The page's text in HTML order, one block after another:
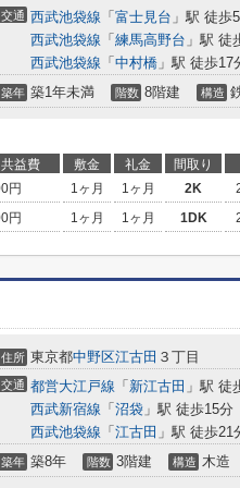
交通 西武池袋線 「 富士見台 」駅 徒歩
西武池袋線 「 練馬高野台 」駅 徒
西武池袋線 「 中村橋 」駅 徒歩17
築年 築1年未満 階数 8階建 構造
益費 敷金 礼金
間取り
円 1ヶ月 1ヶ月 2K
円 1ヶ月 1ヶ月 1DK
住所 東京都中野区江古田 ３丁目
交通 都営大江戸線 「 新江古田 」駅 徒
西武新宿線 「 沼袋 」駅 徒歩15分
西武池袋線 「 江古田 」駅 徒歩21
築年 築8年 階数 3階建 構造 木造